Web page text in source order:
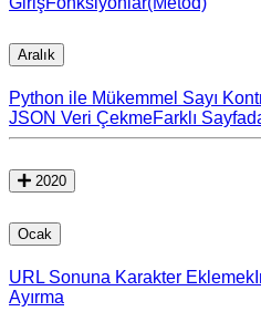
Aralık
Python ile Mükemmel Sayı
JSON Veri ÇekmeFarklı
2020
Ocak
URL Sonuna Karakter Eklemek
Ayırma